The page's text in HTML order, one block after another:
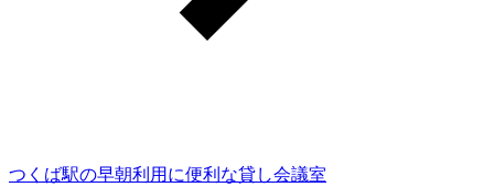
つくば駅の早朝利用に便利な貸し会議室